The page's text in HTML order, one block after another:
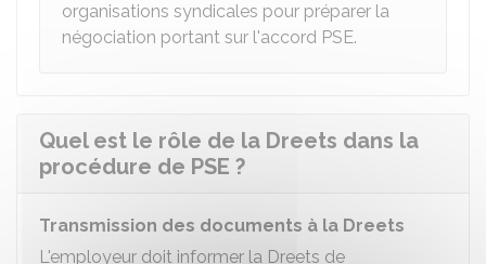
organisations syndicales pour préparer la
négociation portant sur l'accord PSE.
Quel est le rôle de la Dreets dans la
procédure de PSE ?
Transmission des documents à la Dreets
L'employeur doit informer la Dreets de